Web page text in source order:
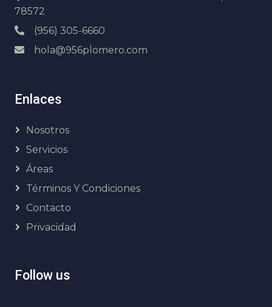
78572
(956) 305-6660
hola@956plomero.com
Enlaces
Nosotros
Servicios
Áreas
Términos Y Condiciones
Contacto
Privacidad
Follow us